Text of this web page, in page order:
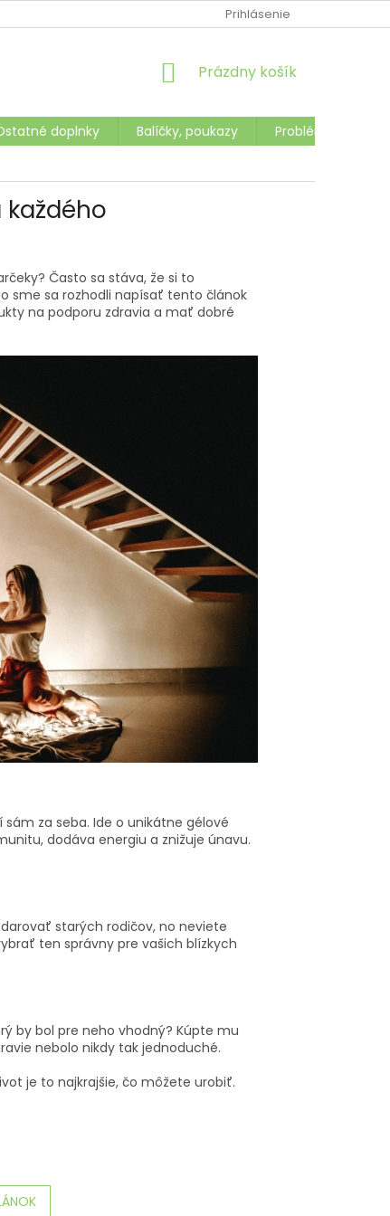
OCHRANA OSOBNÝCH ÚDAJOV OBCHODNÉ
Prihlásenie
NÁKUPNÝ
Prázdny košík
doplnky Balíčky, poukazy
Problémy a
Často sa stáva, že si to
sme sa rozhodli napísať tento článok
na podporu zdravia a mať dobré
za seba. Ide o unikátne gélové
dodáva energiu a znižuje únavu.
starých rodičov, no neviete
ten správny pre vašich blízkych
by bol pre neho vhodný? Kúpte mu
nebolo nikdy tak jednoduché.
je to najkrajšie, čo môžete urobiť.